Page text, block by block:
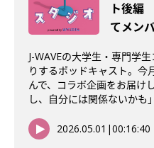
ト後編
てメン
J-WAVEの大学生・専門学
りするポッドキャスト。今
んで、コラボ企画をお届け
し、自分には関係ないかも
2026.05.01 |00:16:40